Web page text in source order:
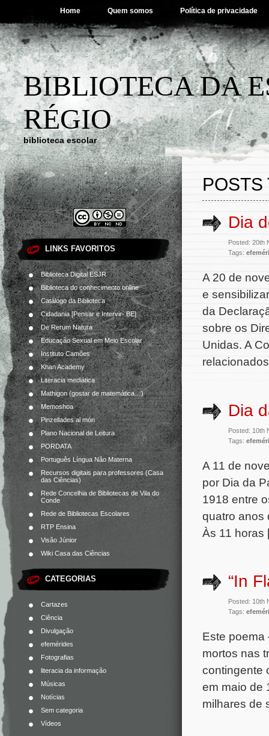
Home Quem somos Política de privacidade
BIBLIOTECA DA
RÉGIO
biblioteca escolar
LINKS FAVORITOS
Biblioteca Digital ESJR
Biblioteca do conhecimento online
Catálogo da Biblioteca
Cidadania [Pensar e Intervir- BE]
De Rerum Natura
Educação Sexual em Meio Escolar
Instituto Camões
Khan Academy
Literacia mediática
Mathigon (gostar de matemática…)
Memoshoa
Pinzellades al món
Plano Nacional de Leitura
PORDATA
Português Língua Não Materna
Recursos digitais para professores (Casa
das Ciências)
Rede Concelhia de Bibliotecas de Vila do
Conde
Rede de Bibliotecas Escolares
RTP Ensina
Visão Júnior
Wiki Casa das Ciências
CATEGORIAS
Cartazes
Ciência
Divulgação
efemérides
Fotografias
literacia da informação
Músicas
Notícias
Sem categoria
Vídeos
POSTS
Dia
Posted: 20th
Tags:
A 20 de
e
da
sobre os
Unidas. A
Dia
Posted: 10th
Tags:
A 11 de
por Dia da
1918 entre
quatro anos
Às 11
“In
Posted: 10th
Tags:
Este poema
mortos nas
contingente
em maio de
milhares de